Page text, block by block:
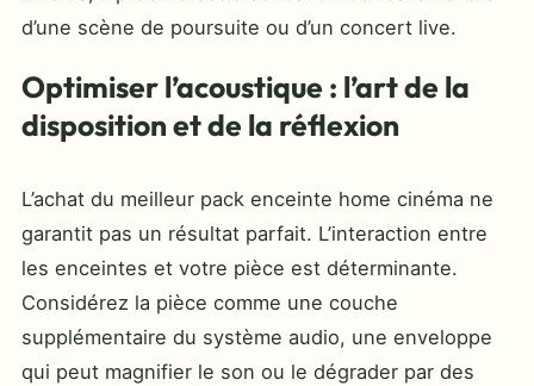
d’une scène de poursuite ou d’un concert live.
Optimiser l’acoustique : l’art de la
disposition et de la réflexion
L’achat du meilleur pack enceinte home cinéma ne
garantit pas un résultat parfait. L’interaction entre
les enceintes et votre pièce est déterminante.
Considérez la pièce comme une couche
supplémentaire du système audio, une enveloppe
qui peut magnifier le son ou le dégrader par des